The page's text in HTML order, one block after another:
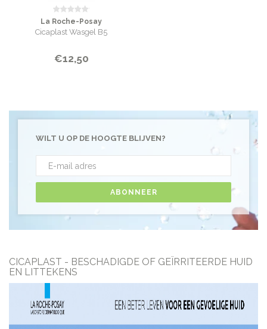
La Roche-Posay
Cicaplast Wasgel B5
€12,50
WILT U OP DE HOOGTE BLIJVEN?
ABONNEER
CICAPLAST - BESCHADIGDE OF GEÏRRITEERDE HUID
EN LITTEKENS